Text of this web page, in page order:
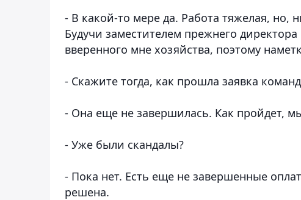
- В какой-то мере да. Работа тяжелая, но,
Будучи заместителем прежнего директора
вверенного мне хозяйства, поэтому
- Скажите тогда, как прошла заявка
- Она еще не завершилась. Как пройдет,
- Уже были скандалы?
- Пока нет. Есть еще не завершенные
решена.